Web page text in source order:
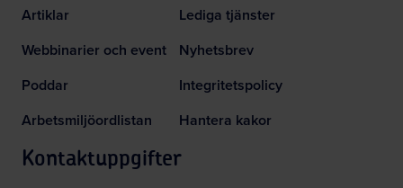
Artiklar
Webbinarier och event
Poddar
Arbetsmiljöordlistan
Lediga tjänster
Nyhetsbrev
Integritetspolicy
Hantera kakor
Kontaktuppgifter